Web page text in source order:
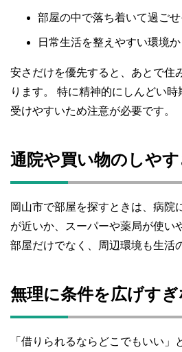
部屋の中で落ち着いて過ご
日常生活を整えやすい環境か
安さだけを優先すると、あとで住
ります。 特に精神的にしんどい
受けやすいため注意が必要です。
通院や買い物のしや
岡山市で部屋を探すときは、病院
が近いか、スーパーや薬局が使い
部屋だけでなく、周辺環境も生活
無理に条件を広げす
「借りられるならどこでもいい」